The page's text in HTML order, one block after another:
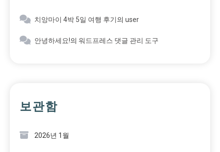
치앙마이 4박 5일 여행 후기의 user
안녕하세요!의 워드프레스 댓글 관리 도구
보관함
2026년 1월